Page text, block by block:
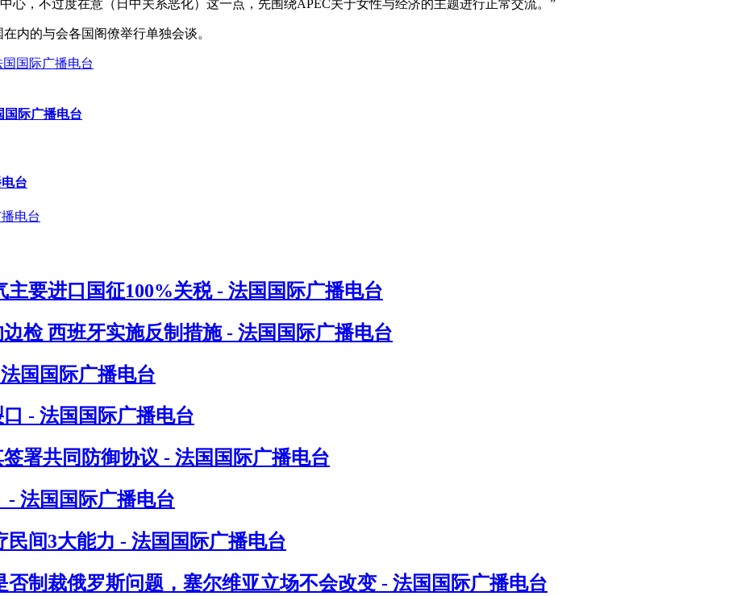
心，不过度在意（日中关系恶化）这一点，先围绕APEC关于女性与经济的主题进行正常交流。”
内的与会各国阁僚举行单独会谈。
国际广播电台
台
要进口国征100%关税 - 法国国际广播电台
检 西班牙实施反制措施 - 法国国际广播电台
国国际广播电台
- 法国国际广播电台
署共同防御协议 - 法国国际广播电台
- 法国国际广播电台
间3大能力 - 法国国际广播电台
制裁俄罗斯问题，塞尔维亚立场不会改变 - 法国国际广播电台